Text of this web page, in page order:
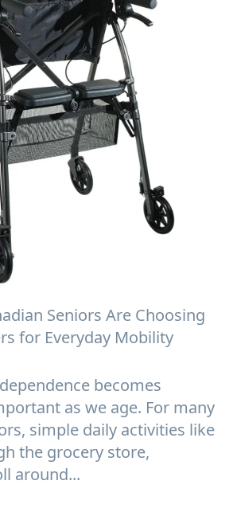
Seniors Are Choosing
for Everyday Mobility
becomes
as we age. For many
simple daily activities like
the grocery store,
around...